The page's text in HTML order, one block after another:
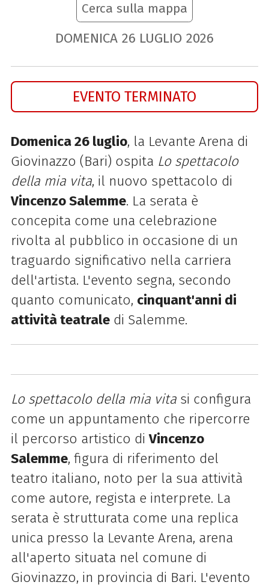
Cerca sulla mappa
DOMENICA 26 LUGLIO 2026
EVENTO TERMINATO
Domenica 26 luglio, la Levante Arena di
Giovinazzo (Bari) ospita Lo spettacolo
della mia vita, il nuovo spettacolo di
Vincenzo Salemme. La serata è
concepita come una celebrazione
rivolta al pubblico in occasione di un
traguardo significativo nella carriera
dell'artista. L'evento segna, secondo
quanto comunicato, cinquant'anni di
attività teatraledi Salemme.
Lo spettacolo della mia vitasi configura
come un appuntamento che ripercorre
il percorso artistico diVincenzo
Salemme, figura di riferimento del
teatro italiano, noto per la sua attività
come autore, regista e interprete. La
serata è strutturata come una replica
unica presso la Levante Arena, arena
all'aperto situata nel comune di
Giovinazzo, in provincia di Bari. L'evento